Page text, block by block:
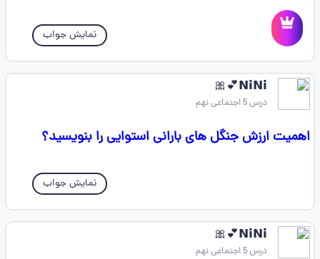
نمایش جواب
‌𝗡𝗶𝗡𝗶💕🎀
درس 5 اجتماعی نهم
اهمیت ارزش جنگل های بارانی استوایی را بنویسید؟
نمایش جواب
‌𝗡𝗶𝗡𝗶💕🎀
درس 5 اجتماعی نهم